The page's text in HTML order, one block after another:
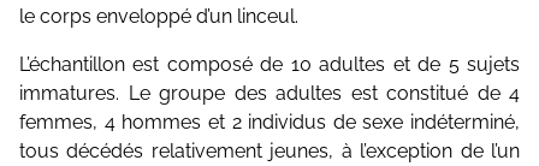
le corps enveloppé d’un linceul.
L’échantillon est composé de 10 adultes et de 5 sujets
immatures. Le groupe des adultes est constitué de 4
femmes, 4 hommes et 2 individus de sexe indéterminé,
tous décédés relativement jeunes, à l’exception de l’un